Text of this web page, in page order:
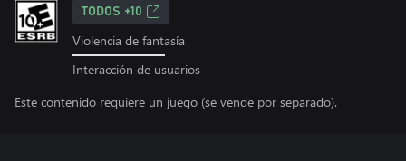
TODOS +10
Violencia de fantasía
Interacción de usuarios
Este contenido requiere un juego (se vende por separado).